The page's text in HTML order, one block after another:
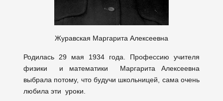
Журавская Маргарита Алексеевна
Родилась 29 мая 1934 года. Профессию учителя
физики и математики Маргарита Алексеевна
выбрала потому, что будучи школьницей, сама очень
любила эти уроки.